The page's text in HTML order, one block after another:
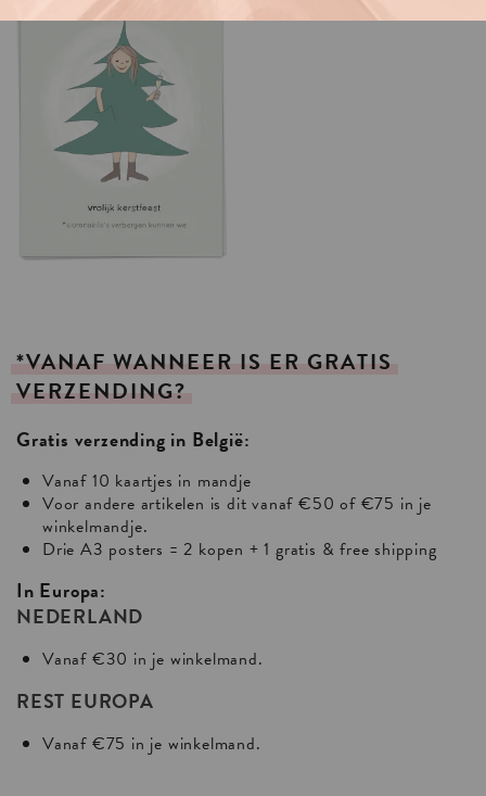
*VANAF WANNEER IS ER GRATIS
VERZENDING?
Gratis verzending in België:
Vanaf 10 kaartjes in mandje
Voor andere artikelen is dit vanaf €50 of €75 in je
winkelmandje.
Drie A3 posters = 2 kopen + 1 gratis & free shipping
In Europa:
NEDERLAND
Vanaf €30 in je winkelmand.
REST EUROPA
Vanaf €75 in je winkelmand.